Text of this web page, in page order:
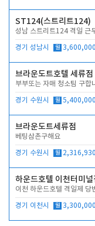
ST124(스트리트124)
성남 스트리트124 격일 근
경기 성남시 월
브라운도트호텔 세류점
부부또는 자매 청소팀 구합
경기 수원시 월
브라운도트세류점
베팅삼촌구해요
경기 수원시 월
하운드호텔 이천터미널
이천 하운드호텔 격일제 당
경기 이천시 월